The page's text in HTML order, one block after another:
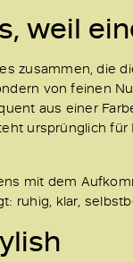
weil
zusammen, die
von feinen
aus einer
ursprünglich
mit dem
ruhig, klar,